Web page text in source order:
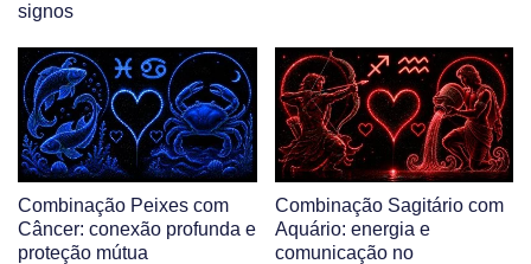
signos
Combinação Peixes com
Câncer: conexão profunda e
proteção mútua
Combinação Sagitário com
Aquário: energia e
comunicação no